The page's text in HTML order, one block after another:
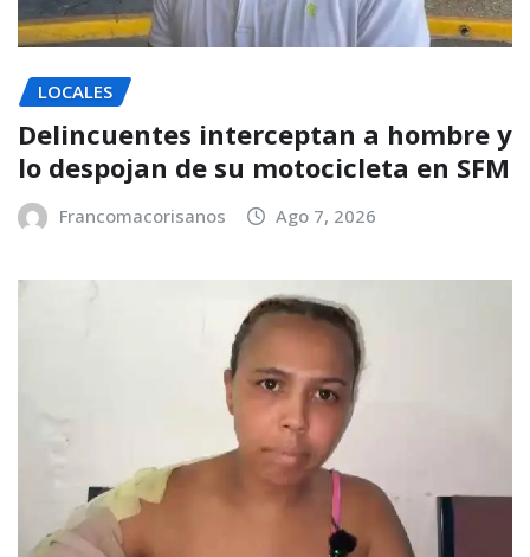
LOCALES
Delincuentes interceptan a hombre y
lo despojan de su motocicleta en SFM
Francomacorisanos Ago 7, 2026